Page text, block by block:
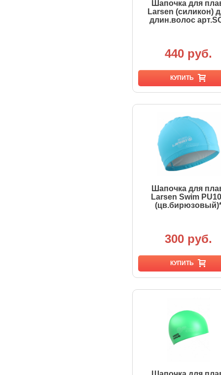
Шапочка для
Larsen (силикон)
длин.волос
440 руб.
КУПИТЬ
Шапочка для
Larsen Swim
300 руб.
КУПИТЬ